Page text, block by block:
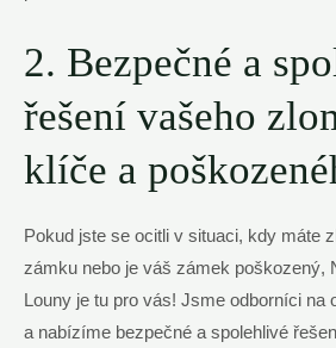
2. Bezpečné a
řešení vašeho
klíče a
Pokud jste se ocitli v situaci, kdy máte
zámku nebo je váš zámek poškozený,
Louny je tu pro vás! Jsme odborníci
a nabízíme bezpečné a spolehlivé